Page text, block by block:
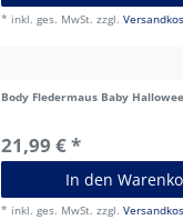
* inkl. ges. MwSt. zzgl.
Body Fledermaus Baby
21,99 € *
In den
* inkl. ges. MwSt. zzgl.